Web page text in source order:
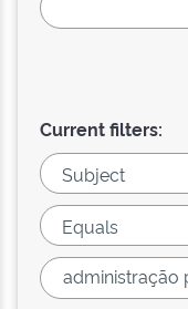
Current filters: